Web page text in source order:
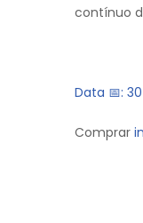
contínuo
Data 📅:
Comprar